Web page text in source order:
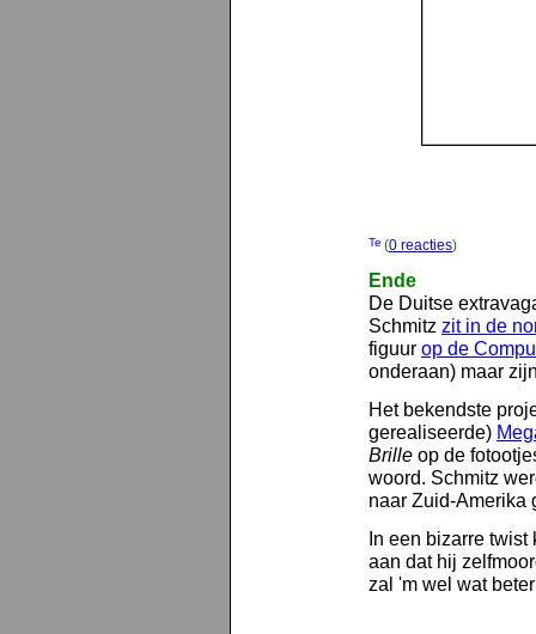
(0 reacties)
Ende
De Duitse
Schmitz zit in de
figuur op de
onderaan) maar
Het bekendste
gerealiseerde)
Brille op de
woord. Schmitz
naar Zuid-Amerika
In een bizarre
aan dat hij
zal 'm wel wat